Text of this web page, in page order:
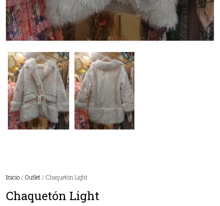
Inicio / Outlet / Chaquetón Light
Chaquetón Light